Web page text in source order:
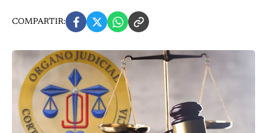
COMPARTIR: